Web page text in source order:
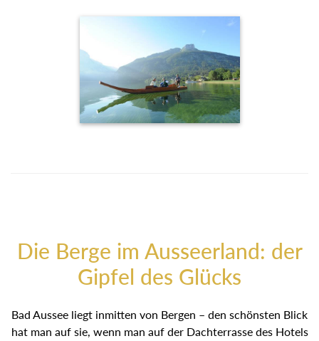
Die Berge im Ausseerland: der
Gipfel des Glücks
Bad Aussee liegt inmitten von Bergen – den schönsten Blick
hat man auf sie, wenn man auf der Dachterrasse des Hotels